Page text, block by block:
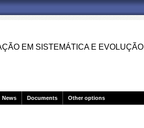
EM SISTEMÁTICA E EVOLUÇÃO
News Documents Other options